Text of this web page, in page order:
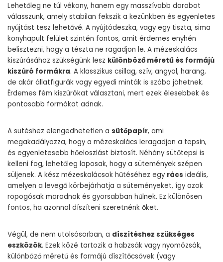
Lehetőleg ne túl vékony, hanem egy masszívabb darabot
válasszunk, amely stabilan fekszik a kezünkben és egyenletes
nyújtást tesz lehetővé. A nyújtódeszka, vagy egy tiszta, sima
konyhapult felület szintén fontos, amit érdemes enyhén
belisztezni, hogy a tészta ne ragadjon le. A mézeskalács
kiszúrásához szükségünk lesz különböző méretű és formájú
kiszúró formákra. A klasszikus csillag, szív, angyal, harang,
de akár állatfigurák vagy egyedi minták is szóba jöhetnek.
Érdemes fém kiszúrókat választani, mert ezek élesebbek és
pontosabb formákat adnak.
A sütéshez elengedhetetlen a sütőpapír, ami
megakadályozza, hogy a mézeskalács leragadjon a tepsin,
és egyenletesebb hőeloszlást biztosít. Néhány sütőtepsi is
kelleni fog, lehetőleg laposak, hogy a sütemények szépen
süljenek. A kész mézeskalácsok hűtéséhez egy rács ideális,
amelyen a levegő körbejárhatja a süteményeket, így azok
ropogósak maradnak és gyorsabban hűlnek. Ez különösen
fontos, ha azonnal díszíteni szeretnénk őket.
Végül, de nem utolsósorban, a díszítéshez szükséges
eszközök. Ezek közé tartozik a habzsák vagy nyomózsák,
különböző méretű és formájú díszítőcsövek (vagy